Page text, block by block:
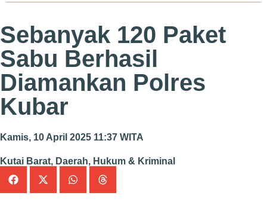
Sebanyak 120 Paket
Sabu Berhasil
Diamankan Polres
Kubar
Kamis, 10 April 2025 11:37 WITA
Kutai Barat, Daerah, Hukum & Kriminal